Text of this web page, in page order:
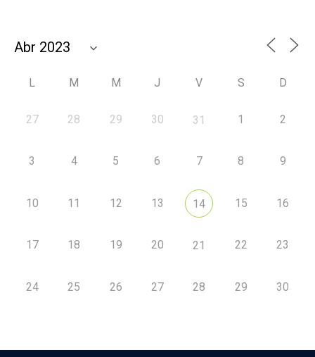
L M M J V S D
27 28 29 30 31 1 2
3 4 5 6 7 8 9
10 11 12 13 14 15 16
17 18 19 20 21 22 23
24 25 26 27 28 29 30